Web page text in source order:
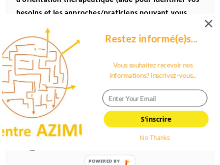
besoins et les approches/praticiens pouvant vous
accompagner au mieux):
vous avec Christine Marsigny (possibilité de prise de rdv
en ligne) voir les
Notre formulaire de contact
pour toute question non
S'inscrire
Restez informé(e)s...
Vous souhaitez recevoir nos
informations? Inscrivez-vous...
No Thanks
POWERED BY